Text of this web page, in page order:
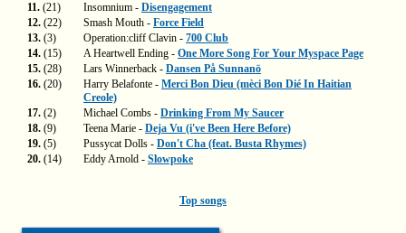
11. (21) Insomnium - Disengagement
12. (22) Smash Mouth - Force Field
13. (3) Operation:cliff Clavin - 700 Club
14. (15) A Heartwell Ending - One More Song For Your Myspace Page
15. (28) Lars Winnerback - Dansen På Sunnanö
16. (20) Harry Belafonte - Merci Bon Dieu (mèci Bon Dié In Haitian
Creole)
17. (2) Michael Combs - Drinking From My Saucer
18. (9) Teena Marie - Deja Vu (i've Been Here Before)
19. (5) Pussycat Dolls - Don't Cha (feat. Busta Rhymes)
20. (14) Eddy Arnold - Slowpoke
Top songs